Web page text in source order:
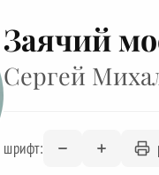
Заячий
Сергей
шрифт: